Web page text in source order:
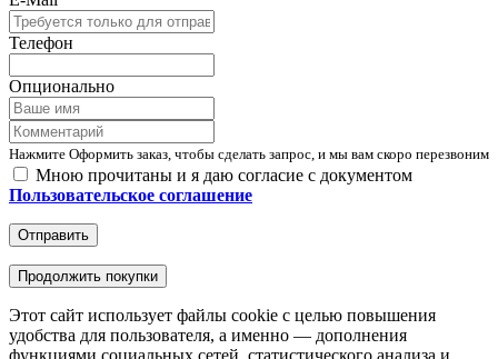
Телефон
Опционально
Нажмите Оформить заказ, чтобы сделать запрос, и мы вам скоро перезвоним
Мною прочитаны и я даю согласие с документом
Пользовательское соглашение
Отправить
Продолжить покупки
Этот сайт использует файлы cookie с целью повышения
удобства для пользователя, а именно — дополнения
функциями социальных сетей, статистического анализа и